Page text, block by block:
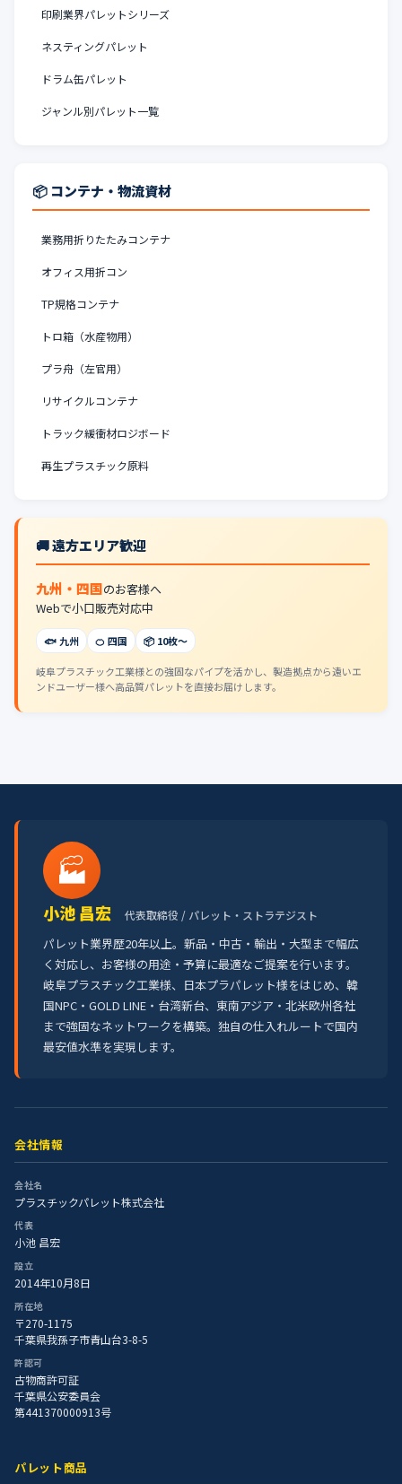
印刷業界パレットシリーズ
ネスティングパレット
ドラム缶パレット
ジャンル別パレット一覧
📦 コンテナ・物流資材
業務用折りたたみコンテナ
オフィス用折コン
TP規格コンテナ
トロ箱（水産物用）
プラ舟（左官用）
リサイクルコンテナ
トラック緩衝材ロジボード
再生プラスチック原料
🚚 遠方エリア歓迎
九州・四国のお客様へ
Webで小口販売対応中
🐟 九州 🍊 四国 📦 10枚〜
岐阜プラスチック工業様との強固なパイプを活かし、製造拠点から遠いエ
ンドユーザー様へ高品質パレットを直接お届けします。
🏭
小池 昌宏 代表取締役 / パレット・ストラテジスト
パレット業界歴20年以上。新品・中古・輸出・大型まで幅広
く対応し、お客様の用途・予算に最適なご提案を行います。
岐阜プラスチック工業様、日本プラパレット様をはじめ、韓
国NPC・GOLD LINE・台湾新台、東南アジア・北米欧州各社
まで強固なネットワークを構築。独自の仕入れルートで国内
最安値水準を実現します。
会社情報
会社名
プラスチックパレット株式会社
代表
小池 昌宏
設立
2014年10月8日
所在地
〒270-1175
千葉県我孫子市青山台3-8-5
許認可
古物商許可証
千葉県公安委員会
第441370000913号
パレット商品